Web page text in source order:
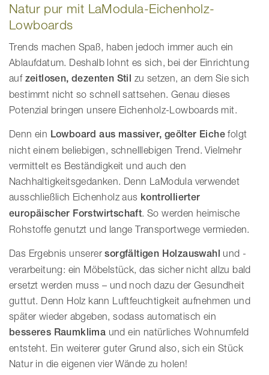
Natur pur mit LaModula-Eichenholz-
Lowboards
Trends machen Spaß, haben jedoch immer auch ein
Ablaufdatum. Deshalb lohnt es sich, bei der Einrichtung
auf zeitlosen, dezenten Stil
zu setzen, an dem Sie sich
bestimmt nicht so schnell sattsehen. Genau dieses
Potenzial bringen unsere Eichenholz-Lowboards mit.
Denn ein Lowboard aus massiver, geölter Eiche folgt
nicht einem beliebigen, schnelllebigen Trend. Vielmehr
vermittelt es Beständigkeit und auch den
Nachhaltigkeitsgedanken. Denn LaModula verwendet
ausschließlich Eichenholz aus kontrollierter
europäischer Forstwirtschaft. So werden heimische
Rohstoffe genutzt und lange Transportwege vermieden.
Das Ergebnis unserersorgfältigen Holzauswahl und -
verarbeitung: ein Möbelstück, das sicher nicht allzu bald
ersetzt werden muss – und noch dazu der Gesundheit
guttut. Denn Holz kann Luftfeuchtigkeit aufnehmen und
später wieder abgeben, sodass automatisch ein
besseres Raumklima und ein natürliches Wohnumfeld
entsteht. Ein weiterer guter Grund also, sich ein Stück
Natur in die eigenen vier Wände zu holen!